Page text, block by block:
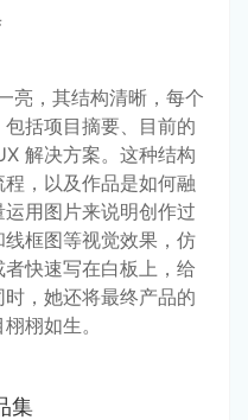
亮，其结构清晰，每个
括项目摘要、目前的
解决方案。这种结构
，以及作品是如何融
用图片来说明创作过
框图等视觉效果，仿
快速写在白板上，给
，她还将最终产品的
栩如生。
集